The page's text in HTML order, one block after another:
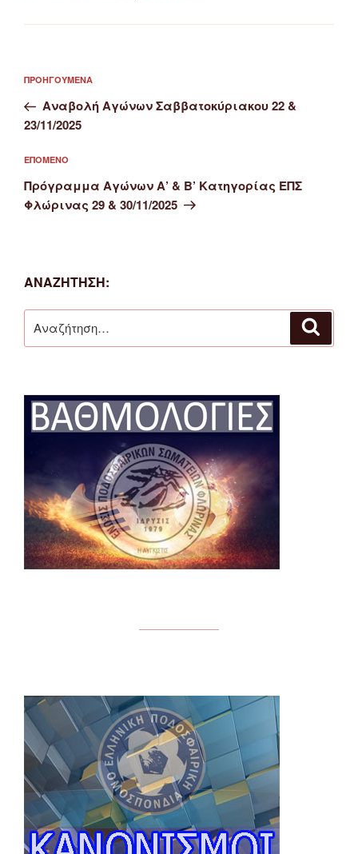
άρθρων
Προηγούμενο
άρθρο
ΠΡΟΗΓΟΎΜΕΝΑ
Αναβολή Αγώνων Σαββατοκύριακου 22 &
23/11/2025
Επόμενο
άρθρο
ΕΠΌΜΕΝΟ
Πρόγραμμα Αγώνων Α’ & Β’ Κατηγορίας ΕΠΣ
Φλώρινας 29 & 30/11/2025
ΑΝΑΖΉΤΗΣΗ:
για: